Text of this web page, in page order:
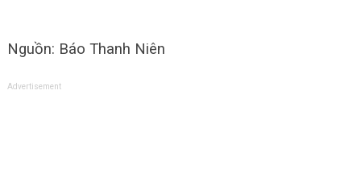
Nguồn: Báo Thanh Niên
Advertisement